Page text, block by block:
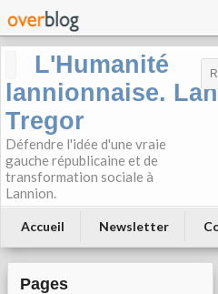
L'Humanité
lannionnaise.
Tregor
Défendre l'idée d'une vraie
gauche républicaine et de
transformation sociale à
Lannion.
Accueil Newsletter
Pages